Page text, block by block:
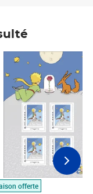
offerte
7,50€